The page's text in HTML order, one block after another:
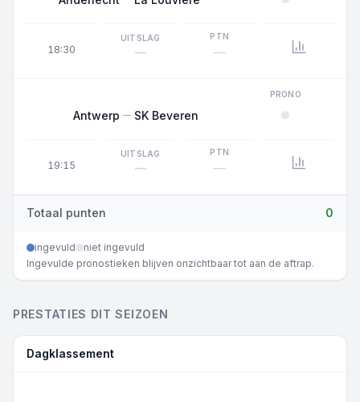
18:30
UITSLAG
—
PTN
—
19:15
Antwerp SK Beveren
PRONO
UITSLAG
—
PTN
—
Totaal punten 0
ingevuld
niet ingevuld
Ingevulde pronostieken blijven onzichtbaar tot aan de aftrap.
PRESTATIES DIT SEIZOEN
Dagklassement